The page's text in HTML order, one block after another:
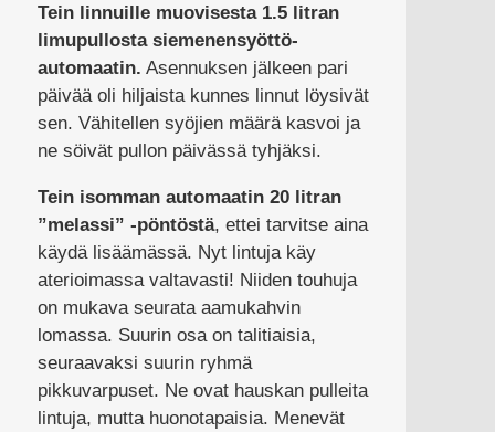
Tein linnuille muovisesta 1.5 litran
limupullosta siemenensyöttö-
automaatin. Asennuksen jälkeen pari
päivää oli hiljaista kunnes linnut löysivät
sen. Vähitellen syöjien määrä kasvoi ja
ne söivät pullon päivässä tyhjäksi.
Tein isomman automaatin 20 litran
”melassi” -pöntöstä, ettei tarvitse aina
käydä lisäämässä. Nyt lintuja käy
aterioimassa valtavasti! Niiden touhuja
on mukava seurata aamukahvin
lomassa. Suurin osa on talitiaisia,
seuraavaksi suurin ryhmä
pikkuvarpuset. Ne ovat hauskan pulleita
lintuja, mutta huonotapaisia. Menevät